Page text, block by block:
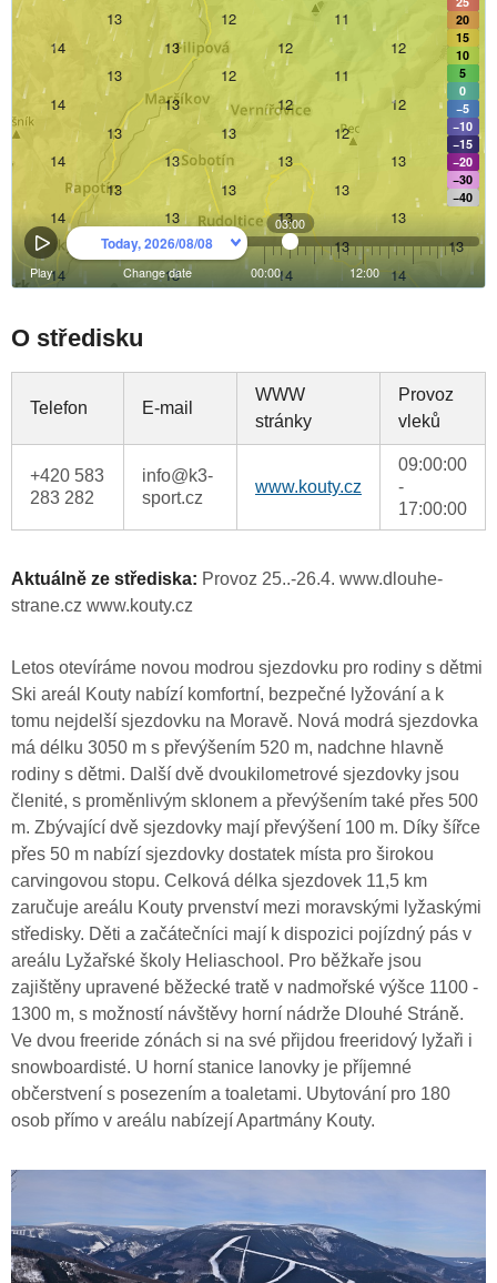
O středisku
Telefon E-mail
WWW
stránky
Provoz
vleků
+420 583
283 282
info@k3-
sport.cz
www.kouty.cz
09:00:00
-
17:00:00
Aktuálně ze střediska: Provoz 25..-26.4. www.dlouhe-
strane.cz www.kouty.cz
Letos otevíráme novou modrou sjezdovku pro rodiny s dětmi
Ski areál Kouty nabízí komfortní, bezpečné lyžování a k
tomu nejdelší sjezdovku na Moravě. Nová modrá sjezdovka
má délku 3050 m s převýšením 520 m, nadchne hlavně
rodiny s dětmi. Další dvě dvoukilometrové sjezdovky jsou
členité, s proměnlivým sklonem a převýšením také přes 500
m. Zbývající dvě sjezdovky mají převýšení 100 m. Díky šířce
přes 50 m nabízí sjezdovky dostatek místa pro širokou
carvingovou stopu. Celková délka sjezdovek 11,5 km
zaručuje areálu Kouty prvenství mezi moravskými lyžaskými
středisky. Děti a začátečníci mají k dispozici pojízdný pás v
areálu Lyžařské školy Heliaschool. Pro běžkaře jsou
zajištěny upravené běžecké tratě v nadmořské výšce 1100 -
1300 m, s možností návštěvy horní nádrže Dlouhé Stráně.
Ve dvou freeride zónách si na své přijdou freeridový lyžaři i
snowboardisté. U horní stanice lanovky je příjemné
občerstvení s posezením a toaletami. Ubytování pro 180
osob přímo v areálu nabízejí Apartmány Kouty.